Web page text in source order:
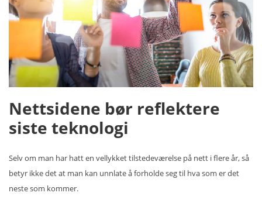
Nettsidene bør reflektere
siste teknologi
Selv om man har hatt en vellykket tilstedeværelse på nett i flere år, så
betyr ikke det at man kan unnlate å forholde seg til hva som er det
neste som kommer.